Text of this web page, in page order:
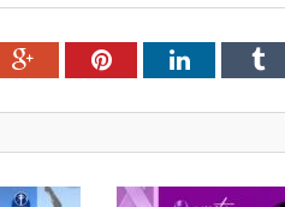
Google+PinterestLinkedIn